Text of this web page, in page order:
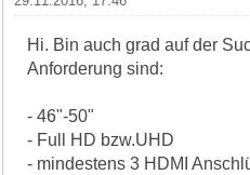
Hi. Bin auch grad auf der
Anforderung sind:
- 46"-50"
- Full HD bzw.UHD
- mindestens 3 HDMI